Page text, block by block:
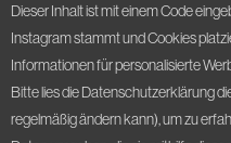
Dieser Inhalt ist mit einem Code
Instagram stammt und Cookies
Informationen für personalisierte
Bitte lies die Datenschutzerklärung
regelmäßig ändern kann), um zu